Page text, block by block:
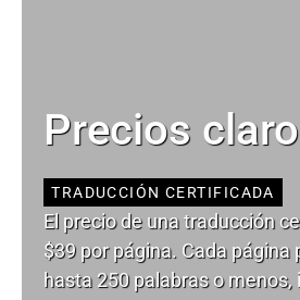
Precios
TRADUCCIÓN CERTIFICADA
El precio de una traducción
$39 por página. Cada página
hasta 250 palabras o menos,